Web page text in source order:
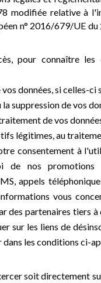
modifiée relative à
n° 2016/679/UE
pour connaître les
données, si celles-ci
suppression de vos
de vos
légitimes, au
consentement à
de nos
appels
vous
des partenaires tiers à
sur les liens de
les conditions ci-
soit directement